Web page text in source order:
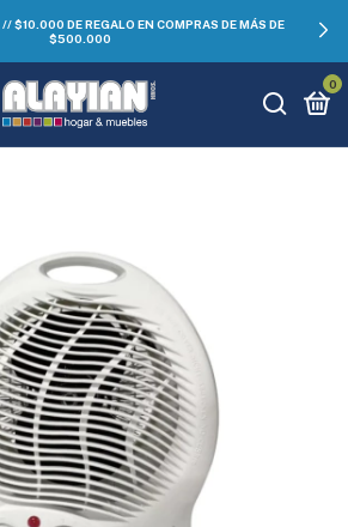
$10.000 DE REGALO EN COMPRAS DE MÁS DE
$500.000
0